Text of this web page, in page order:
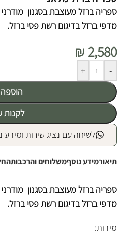
ספריה ברזל מעוצבת בסגנון
מדפי ברזל בדיגום רשת פסי ברזל.
₪ 2,580
-
+
לקנות
Alternative:
לשיחה עם נציג שירות ומידע
תיאורמידע נוסףמשלוחים והרכבות
ספריה ברזל מעוצבת בסגנון
מדפי ברזל בדיגום רשת פסי ברזל.
מידות: